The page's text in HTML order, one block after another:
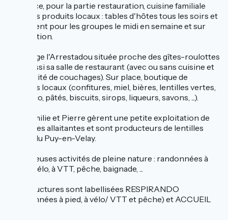
Sur place, pour la partie restauration, cuisine familiale
avec des produits locaux : tables d'hôtes tous les soirs et
seulement pour les groupes le midi en semaine et sur
réservation.
L'auberge l'Arrestadou située proche des gîtes-roulottes
loue aussi sa salle de restaurant (avec ou sans cuisine et
possibilité de couchages). Sur place, boutique de
produits locaux (confitures, miel, bières, lentilles vertes,
pâtes bio, pâtés, biscuits, sirops, liqueurs, savons, ...).
Le + : Émilie et Pierre gèrent une petite exploitation de
25 vaches allaitantes et sont producteurs de lentilles
vertes du Puy-en-Velay.
Nombreuses activités de pleine nature : randonnées à
pied, à vélo, à VTT, pêche, baignade, ...
Ces structures sont labellisées RESPIRANDO
(randonnées à pied, à vélo/ VTT et pêche) et ACCUEIL